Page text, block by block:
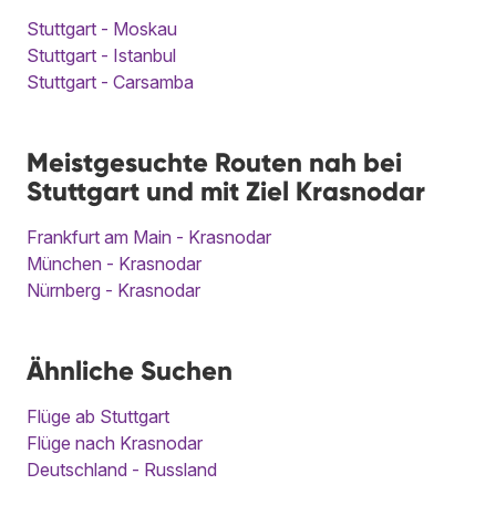
Stuttgart - Moskau
Stuttgart - Istanbul
Stuttgart - Carsamba
Meistgesuchte Routen nah bei
Stuttgart und mit Ziel Krasnodar
Frankfurt am Main - Krasnodar
München - Krasnodar
Nürnberg - Krasnodar
Ähnliche Suchen
Flüge ab Stuttgart
Flüge nach Krasnodar
Deutschland - Russland